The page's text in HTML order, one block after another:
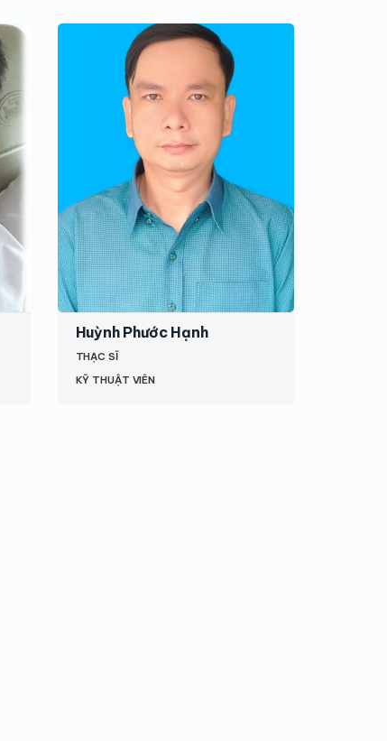
Huỳnh Phước Hạnh
THẠC SĨ
KỸ THUẬT VIÊN